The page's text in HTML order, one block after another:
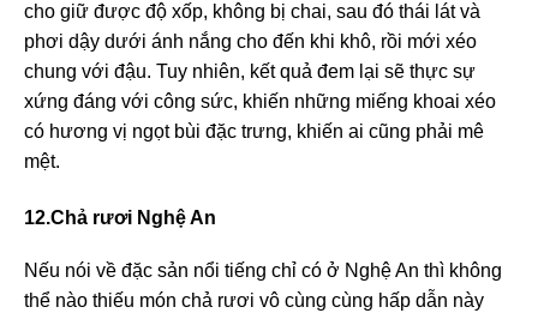
cho giữ được độ xốp, không bị chai, sau đó thái lát và
phơi dậy dưới ánh nắng cho đến khi khô, rồi mới xéo
chung với đậu. Tuy nhiên, kết quả đem lại sẽ thực sự
xứng đáng với công sức, khiến những miếng khoai xéo
có hương vị ngọt bùi đặc trưng, khiến ai cũng phải mê
mệt.
12.Chả rươi Nghệ An
Nếu nói về đặc sản nổi tiếng chỉ có ở Nghệ An thì không
thể nào thiếu món chả rươi vô cùng cùng hấp dẫn này